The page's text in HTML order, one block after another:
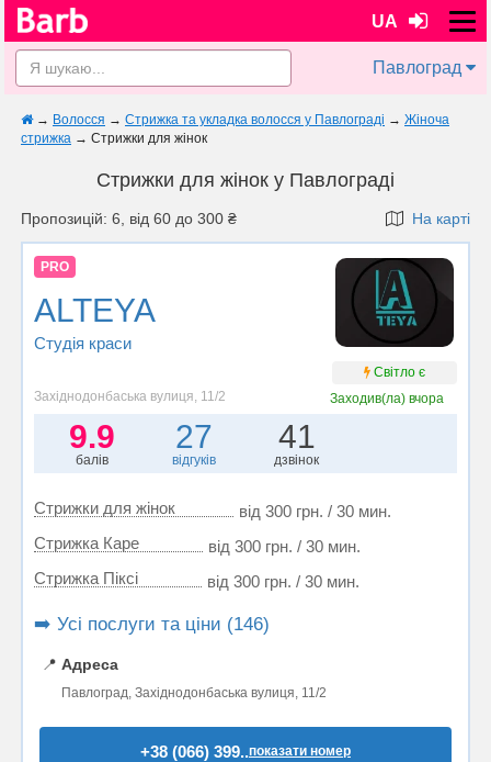
UA
Павлоград
→ Волосся → Стрижка та укладка волосся у Павлограді → Жіноча
стрижка → Стрижки для жінок
Стрижки для жінок у Павлограді
Пропозицій: 6, від 60 до 300 ₴ На карті
PRO
ALTEYA
Студія краси
Світло є
Західнодонбаська вулиця, 11/2
Заходив(ла) вчора
9.9
балів
27
відгуків
41
дзвінок
Стрижки для жінок
від 300 грн. / 30 мин.
Стрижка Каре
від 300 грн. / 30 мин.
Стрижка Пiксi
від 300 грн. / 30 мин.
➡️ Усі послуги та ціни (146)
📍 Адреса
Павлоград, Західнодонбаська вулиця, 11/2
+38 (066) 399..показати номер